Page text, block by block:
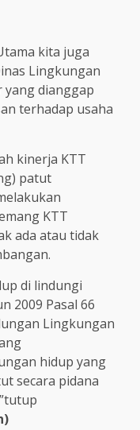
kita juga
Lingkungan
yang dianggap
terhadap usaha
kinerja KTT
patut
KTT
ada atau tidak
di lindungi
2009 Pasal 66
Lingkungan
hidup yang
secara pidana